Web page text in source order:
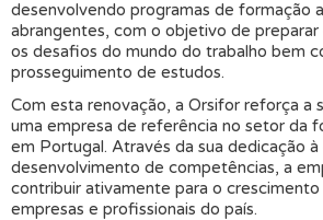
desenvolvendo programas de formação
abrangentes, com o objetivo de preparar
os desafios do mundo do trabalho bem
prosseguimento de estudos.
Com esta renovação, a Orsifor reforça a
uma empresa de referência no setor da
em Portugal. Através da sua dedicação
desenvolvimento de competências, a
contribuir ativamente para o crescimento
empresas e profissionais do país.